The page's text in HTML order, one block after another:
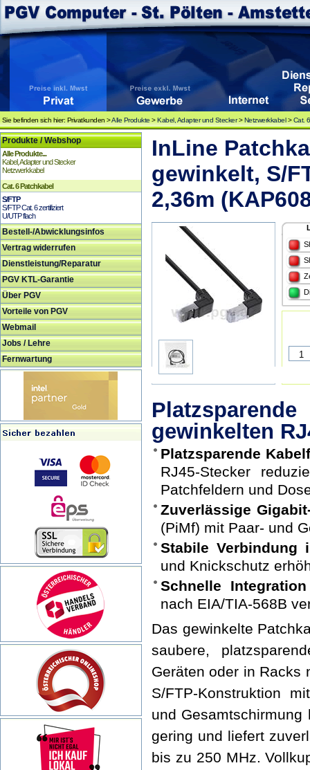
Sie befinden sich hier: Privatkunden >Alle Produkte >Kabel, Adapter und Stecker>Netzwerkkabel>Cat.
Produkte / Webshop
Alle Produkte...
Kabel, Adapter und Stecker
Netzwerkkabel
Cat. 6 Patchkabel
S/FTP
S/FTP Cat. 6 zertifiziert
U/UTP flach
Bestell-/Abwicklungsinfos
Vertrag widerrufen
Dienstleistung/Reparatur
PGV KTL-Garantie
Über PGV
Vorteile von PGV
Webmail
Jobs / Lehre
Fernwartung
InLine
gewinkelt, S/
2,36m
gewinkelten
Platzsparende
RJ45-Stecker
Patchfeldern und
Zuverlässige
(PiMf) mit Paar- und
Stabile Verbindung
und Knickschutz
Schnelle
nach EIA/TIA-568B
Das gewinkelte
saubere,
Geräten oder in Racks
S/FTP-Konstruktion
und
gering und liefert
bis zu 250 MHz.